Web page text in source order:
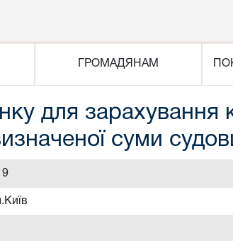
ГРОМАДЯНАМ
для зарахування
суми